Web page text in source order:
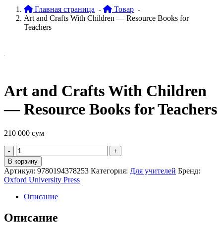
Главная страница - Товар -
Art and Crafts With Children — Resource Books for
Teachers
Art and Crafts With Children
— Resource Books for Teachers
210 000 сум
Quantity
В корзину
Артикул: 9780194378253 Категория: Для учителей Бренд:
Oxford University Press
Описание
Описание